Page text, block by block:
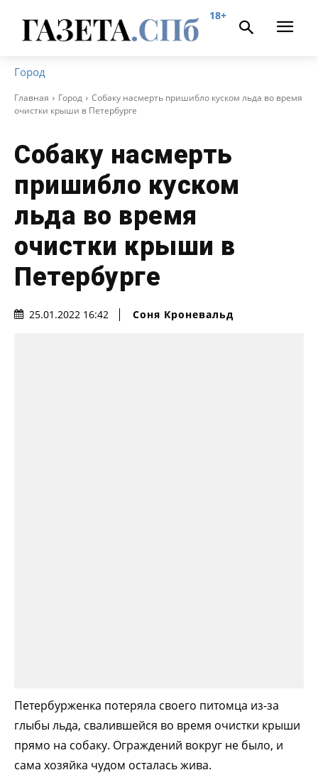
18+
Город
Главная Город
Собаку насмерть пришибло куском льда во время
очистки крыши в Петербурге
Собаку насмерть
пришибло куском
льда во время
очистки крыши в
Петербурге
25.01.2022 16:42 Соня Кроневальд
Петербурженка потеряла своего питомца из-за
глыбы льда, свалившейся во время очистки крыши
прямо на собаку. Ограждений вокруг не было, и
сама хозяйка чудом осталась жива.